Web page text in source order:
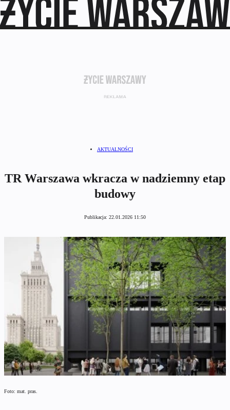
AKTUALNOŚCI
TR Warszawa wkracza w nadziemny etap
budowy
Publikacja: 22.01.2026 11:50
Foto: mat. pras.